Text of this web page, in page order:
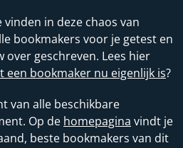
in deze chaos van
bookmakers voor je getest en
over geschreven. Lees hier
een bookmaker nu eigenlijk is?
van alle beschikbare
Op de homepagina vindt je
beste bookmakers van dit